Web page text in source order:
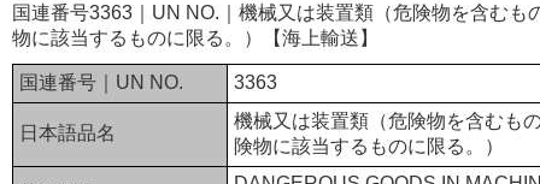
国連番号3363｜UN NO.｜機械又は装置類（危険物を含むも
物に該当するものに限る。）【海上輸送】
国連番号｜UN NO. 3363
日本語品名
機械又は装置類（危険物を含むも
険物に該当するものに限る。）